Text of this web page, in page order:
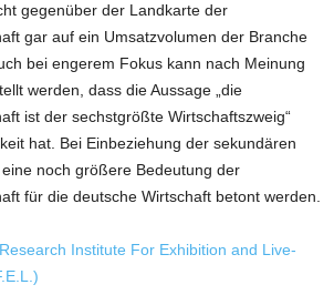
gegenüber der Landkarte der
gar auf ein Umsatzvolumen der Branche
bei engerem Fokus kann nach Meinung
werden, dass die Aussage „die
ist der sechstgrößte Wirtschaftszweig“
hat. Bei Einbeziehung der sekundären
noch größere Bedeutung der
für die deutsche Wirtschaft betont werden.
Research Institute For Exhibition and Live-